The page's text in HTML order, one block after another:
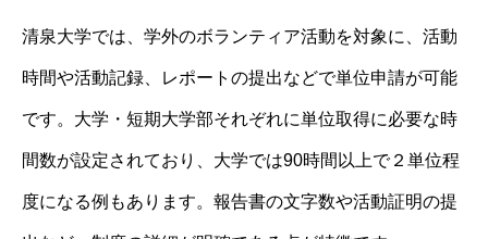
清泉大学では、学外のボランティア活動を対象に、活動
時間や活動記録、レポートの提出などで単位申請が可能
です。大学・短期大学部それぞれに単位取得に必要な時
間数が設定されており、大学では90時間以上で２単位程
度になる例もあります。報告書の文字数や活動証明の提